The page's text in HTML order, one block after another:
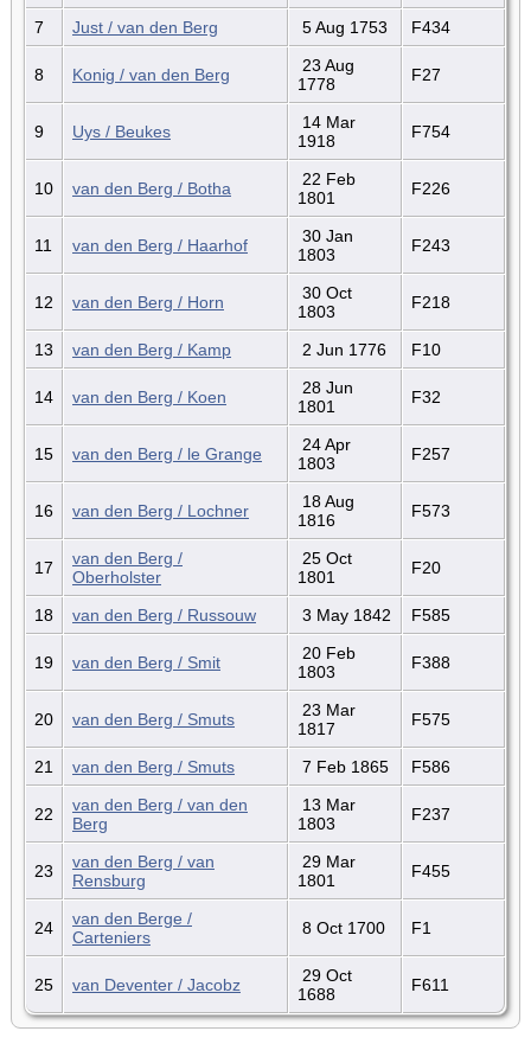
7 Just / van den Berg 5 Aug 1753 F434
8 Konig / van den Berg
23 Aug
1778
F27
9 Uys / Beukes
14 Mar
1918
F754
10 van den Berg / Botha
22 Feb
1801
F226
11 van den Berg / Haarhof
30 Jan
1803
F243
12 van den Berg / Horn
30 Oct
1803
F218
13 van den Berg / Kamp 2 Jun 1776 F10
14 van den Berg / Koen
28 Jun
1801
F32
15 van den Berg / le Grange
24 Apr
1803
F257
16 van den Berg / Lochner
18 Aug
1816
F573
17
van den Berg /
Oberholster
25 Oct
1801
F20
18 van den Berg / Russouw 3 May 1842 F585
19 van den Berg / Smit
20 Feb
1803
F388
20 van den Berg / Smuts
23 Mar
1817
F575
21 van den Berg / Smuts 7 Feb 1865 F586
22
van den Berg / van den
Berg
13 Mar
1803
F237
23
van den Berg / van
Rensburg
29 Mar
1801
F455
24
van den Berge /
Carteniers
8 Oct 1700 F1
25 van Deventer / Jacobz
29 Oct
1688
F611